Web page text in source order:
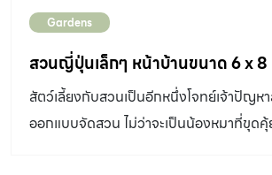
หลัง และด้านข้าง แต่ทุกส่วนทำหน้าที่แทนกัน
แนวคิดที่น่าสนใจ และนำมาใช้สานต่อในการ
ครับ” คุณอั๋น – นพดล สาทิพจันทร์ แห่ง สว
Landscape Design & Construction เล่
ของสวนนี้ให้ฟัง “หลังจากพูดคุยถึงความต้
Gardens
สวนญี่ปุ่นเล็กๆ หน้าบ้านขนาด 6 x 8
สัตว์เลี้ยงกับสวนเป็นอีกหนึ่งโจทย์เจ้าปัญห
ออกแบบจัดสวน ไม่ว่าจะเป็นน้องหมาที่ขุด